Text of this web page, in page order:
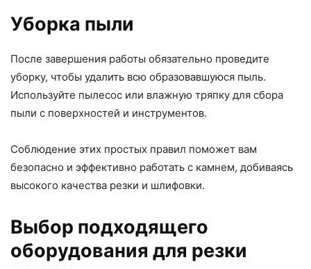
Уборка пыли
После завершения работы обязательно проведите
уборку, чтобы удалить всю образовавшуюся пыль.
Используйте пылесос или влажную тряпку для сбора
пыли с поверхностей и инструментов.
Соблюдение этих простых правил поможет вам
безопасно и эффективно работать с камнем, добиваясь
высокого качества резки и шлифовки.
Выбор подходящего
оборудования для резки